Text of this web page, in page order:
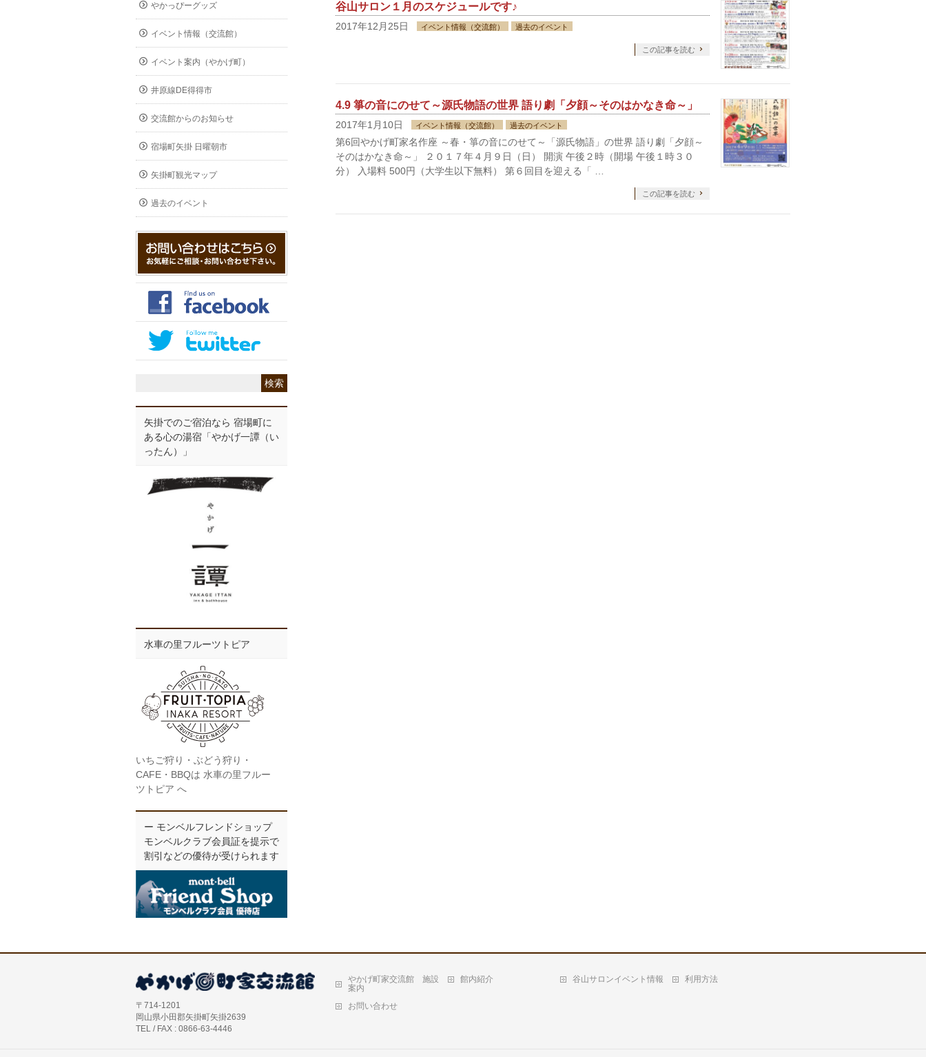
谷山サロン１月のスケジュールです♪
2017年12月25日 イベント情報（交流館） 過去のイベント
この記事を読む
4.9 箏の音にのせて～源氏物語の世界 語り劇「夕顔～そのはかなき命～」
2017年1月10日 イベント情報（交流館） 過去のイベント
第6回やかげ町家名作座 ～春・箏の音にのせて～「源氏物語」の世界 語り劇「夕顔～
そのはかなき命～」 ２０１７年４月９日（日） 開演 午後２時（開場 午後１時３０
分） 入場料 500円（大学生以下無料） 第６回目を迎える「 …
この記事を読む
やかっぴーグッズ
イベント情報（交流館）
イベント案内（やかげ町）
井原線DE得得市
交流館からのお知らせ
宿場町矢掛 日曜朝市
矢掛町観光マップ
過去のイベント
矢掛でのご宿泊なら 宿場町に
ある心の湯宿「やかげ一譚（い
ったん）」
水車の里フルーツトピア
いちご狩り・ぶどう狩り・
CAFE・BBQは 水車の里フルー
ツトピア へ
ー モンベルフレンドショップ
モンベルクラブ会員証を提示で
割引などの優待が受けられます
〒714-1201
岡山県小田郡矢掛町矢掛2639
TEL / FAX : 0866-63-4446
やかげ町家交流館 施設
案内
館内紹介 谷山サロンイベント情報 利用方法
お問い合わせ